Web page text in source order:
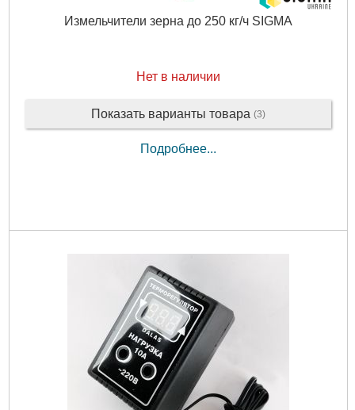
Измельчители зерна до 250 кг/ч SIGMA
Нет в наличии
Показать варианты товара (3)
Подробнее...